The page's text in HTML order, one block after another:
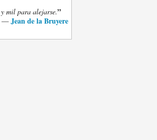
mil para alejarse.”
— Jean de la Bruyere